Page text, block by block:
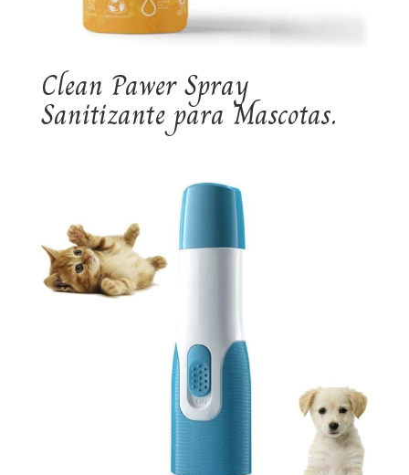
Clean Pawer Spray
Sanitizante para Mascotas.